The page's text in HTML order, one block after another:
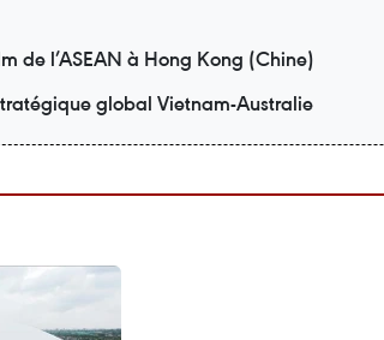
de l’ASEAN à Hong Kong (Chine)
global Vietnam-Australie